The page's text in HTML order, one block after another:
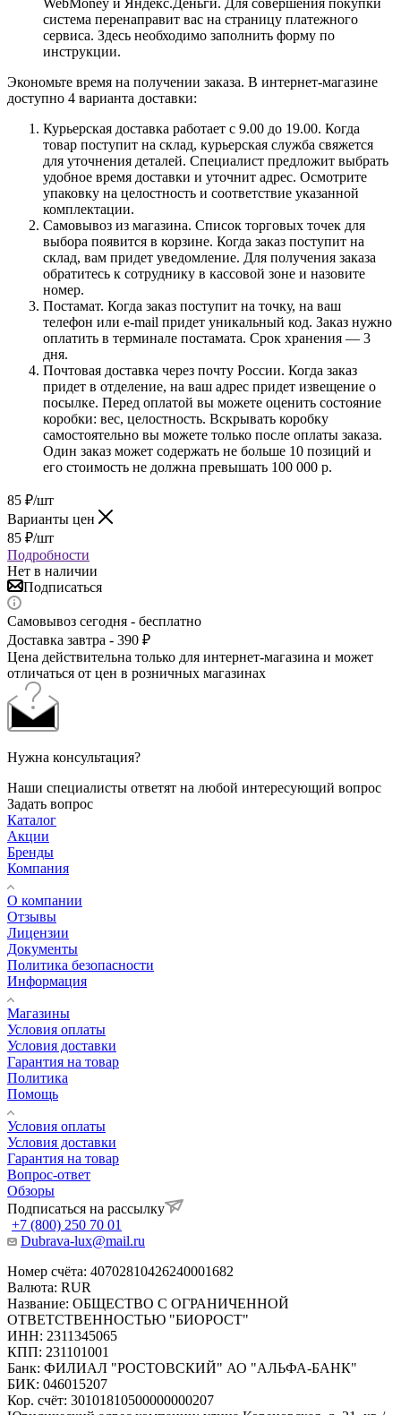
система перенаправит вас на страницу платежного
сервиса. Здесь необходимо заполнить форму по
инструкции.
Экономьте время на получении заказа. В интернет-магазине
доступно 4 варианта доставки:
Курьерская доставка работает с 9.00 до 19.00. Когда
товар поступит на склад, курьерская служба свяжется
для уточнения деталей. Специалист предложит выбрать
удобное время доставки и уточнит адрес. Осмотрите
упаковку на целостность и соответствие указанной
комплектации.
Самовывоз из магазина. Список торговых точек для
выбора появится в корзине. Когда заказ поступит на
склад, вам придет уведомление. Для получения заказа
обратитесь к сотруднику в кассовой зоне и назовите
номер.
Постамат. Когда заказ поступит на точку, на ваш
телефон или e-mail придет уникальный код. Заказ нужно
оплатить в терминале постамата. Срок хранения — 3
дня.
Почтовая доставка через почту России. Когда заказ
придет в отделение, на ваш адрес придет извещение о
посылке. Перед оплатой вы можете оценить состояние
коробки: вес, целостность. Вскрывать коробку
самостоятельно вы можете только после оплаты заказа.
Один заказ может содержать не больше 10 позиций и
его стоимость не должна превышать 100 000 р.
85 ₽/шт
Варианты цен
85 ₽/шт
Подробности
Нет в наличии
Подписаться
Самовывоз сегодня - бесплатно
Доставка завтра - 390 ₽
Цена действительна только для интернет-магазина и может
отличаться от цен в розничных магазинах
Нужна консультация?
Наши специалисты ответят на любой интересующий вопрос
Задать вопрос
Каталог
Акции
Бренды
Компания
О компании
Отзывы
Лицензии
Документы
Политика безопасности
Информация
Магазины
Условия оплаты
Условия доставки
Гарантия на товар
Политика
Помощь
Условия оплаты
Условия доставки
Гарантия на товар
Вопрос-ответ
Обзоры
Подписаться на рассылку
+7 (800) 250 70 01
Dubrava-lux@mail.ru
Номер счёта: 40702810426240001682
Валюта: RUR
Название: ОБЩЕСТВО С ОГРАНИЧЕННОЙ
ОТВЕТСТВЕННОСТЬЮ "БИОРОСТ"
ИНН: 2311345065
КПП: 231101001
Банк: ФИЛИАЛ "РОСТОВСКИЙ" АО "АЛЬФА-БАНК"
БИК: 046015207
Кор. счёт: 30101810500000000207